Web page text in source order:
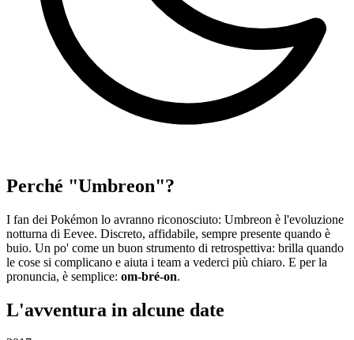
Perché "Umbreon"?
I fan dei Pokémon lo avranno riconosciuto: Umbreon è l'evoluzione
notturna di Eevee. Discreto, affidabile, sempre presente quando è
buio. Un po' come un buon strumento di retrospettiva: brilla quando
le cose si complicano e aiuta i team a vederci più chiaro. E per la
pronuncia, è semplice: om-bré-on.
L'avventura in alcune date